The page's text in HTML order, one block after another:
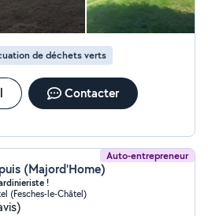
de déchets verts
Contacter
Auto-entrepreneur
(Majord'Home)
!
(Fesches-le-Châtel)